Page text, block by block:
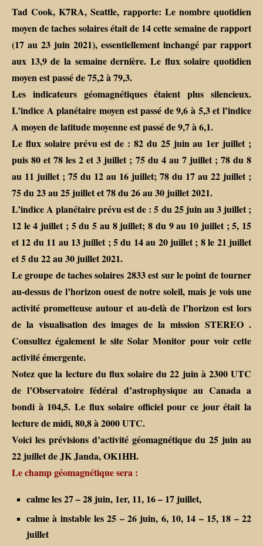
Tad Cook, K7RA, Seattle, rapporte: Le nombre quotidien
moyen de taches solaires était de 14 cette semaine de rapport
(17 au 23 juin 2021), essentiellement inchangé par rapport
aux 13,9 de la semaine dernière. Le flux solaire quotidien
moyen est passé de 75,2 à 79,3.
Les indicateurs géomagnétiques étaient plus silencieux.
L’indice A planétaire moyen est passé de 9,6 à 5,3 et l’indice
A moyen de latitude moyenne est passé de 9,7 à 6,1.
Le flux solaire prévu est de : 82 du 25 juin au 1er juillet ;
puis 80 et 78 les 2 et 3 juillet ; 75 du 4 au 7 juillet ; 78 du 8
au 11 juillet ; 75 du 12 au 16 juillet; 78 du 17 au 22 juillet ;
75 du 23 au 25 juillet et 78 du 26 au 30 juillet 2021.
L’indice A planétaire prévu est de : 5 du 25 juin au 3 juillet ;
12 le 4 juillet ; 5 du 5 au 8 juillet; 8 du 9 au 10 juillet ; 5, 15
et 12 du 11 au 13 juillet ; 5 du 14 au 20 juillet ; 8 le 21 juillet
et 5 du 22 au 30 juillet 2021.
Le groupe de taches solaires 2833 est sur le point de tourner
au-dessus de l’horizon ouest de notre soleil, mais je vois une
activité prometteuse autour et au-delà de l’horizon est lors
de la visualisation des images de la mission STEREO .
Consultez également le site Solar Monitor pour voir cette
activité émergente.
Notez que la lecture du flux solaire du 22 juin à 2300 UTC
de l’Observatoire fédéral d’astrophysique au Canada a
bondi à 104,5. Le flux solaire officiel pour ce jour était la
lecture de midi, 80,8 à 2000 UTC.
Voici les prévisions d’activité géomagnétique du 25 juin au
22 juillet de JK Janda, OK1HH.
Le champ géomagnétique sera :
calme les 27 – 28 juin, 1er, 11, 16 – 17 juillet,
calme à instable les 25 – 26 juin, 6, 10, 14 – 15, 18 – 22
juillet